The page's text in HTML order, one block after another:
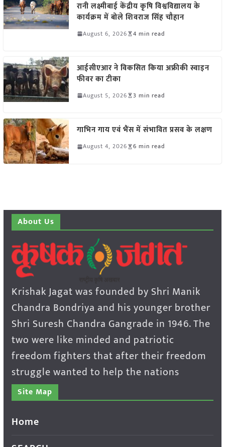
रानी लक्ष्मीबाई केंद्रीय कृषि विश्वविद्यालय के
कार्यक्रम में बोले शिवराज सिंह चौहान
August 6, 2026 4 min read
आईसीएआर ने विकसित किया अफ्रीकी स्वाइन
फीवर का टीका
August 5, 2026 3 min read
गाभिन गाय एवं भैंस में संभावित प्रसव के लक्षण
August 4, 2026 6 min read
About Us
Krishak Jagat was founded by Shri Manik
Chandra Bondriya and his younger brother
Shri Suresh Chandra Gangrade in 1946. The
two were like minded and patriotic
freedom fighters that after their freedom
struggle wanted to help the nations
Site Map
Home